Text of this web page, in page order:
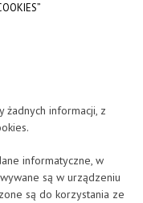
żadnych informacji, z
informatyczne, w
są w urządzeniu
są do korzystania ze